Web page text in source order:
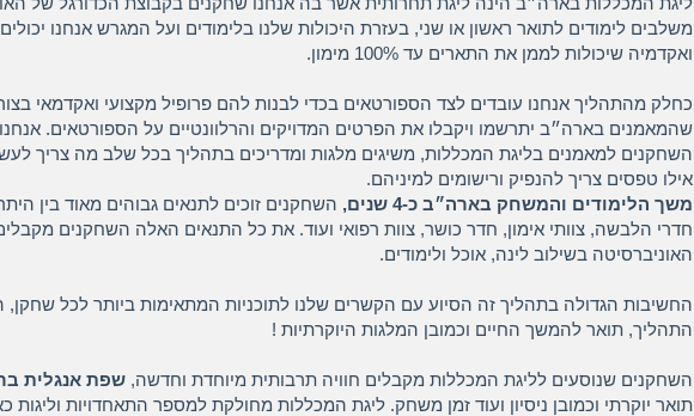
משלבים לימודים לתואר ראשון או שני, בעזרת היכולות שלנו בלימודים ועל המגרש אנחנו
ואקדמיה שיכולות לממן את התארים עד 100% מימון.
כחלק מהתהליך אנחנו עובדים לצד הספורטאים בכדי לבנות להם פרופיל מקצועי ואקדמאי
שהמאמנים בארה״ב יתרשמו ויקבלו את הפרטים המדויקים והרלוונטיים על הספורטאים.
השחקנים למאמנים בליגת המכללות, משיגים מלגות ומדריכים בתהליך בכל שלב מה צריך
אילו טפסים צריך להנפיק ורישומים למיניהם.
משך הלימודים והמשחק בארה״ב כ-4 שנים,
השחקנים זוכים לתנאים גבוהים מאוד בין
חדרי הלבשה, צוותי אימון, חדר כושר, צוות רפואי ועוד. את כל התנאים האלה השחקנים
האוניברסיטה בשילוב לינה, אוכל ולימודים.
החשיבות הגדולה בתהליך זה הסיוע עם הקשרים שלנו לתוכניות המתאימות ביותר לכל שחקן,
התהליך, תואר להמשך החיים וכמובן המלגות היוקרתיות !
השחקנים שנוסעים לליגת המכללות מקבלים חוויה תרבותית מיוחדת וחדשה, שפת אנגלית
תואר יוקרתי וכמובן ניסיון ועוד זמן משחק. ליגת המכללות מחולקת למספר התאחדויות וליגות